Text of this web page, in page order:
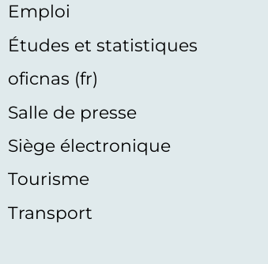
Emploi
Études et statistiques
oficnas (fr)
Salle de presse
Siège électronique
Tourisme
Transport